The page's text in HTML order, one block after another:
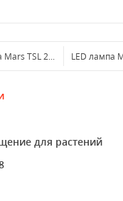
Mars TSL 2000 Indoor Full
LED лампа
для растений